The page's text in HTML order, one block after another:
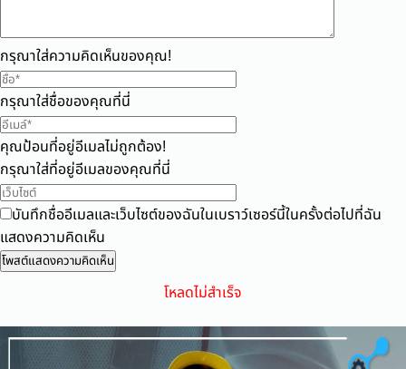
กรุณาใส่ความคิดเห็นของคุณ!
กรุณาใส่ชื่อของคุณที่นี่
คุณป้อนที่อยู่อีเมลไม่ถูกต้อง!
กรุณาใส่ที่อยู่อีเมลของคุณที่นี่
บันทึกชื่ออีเมลและเว็บไซต์ของฉันในเบราว์เซอร์นี้ในครั้งต่อไปที่ฉัน
แสดงความคิดเห็น
โหลดไม่สำเร็จ